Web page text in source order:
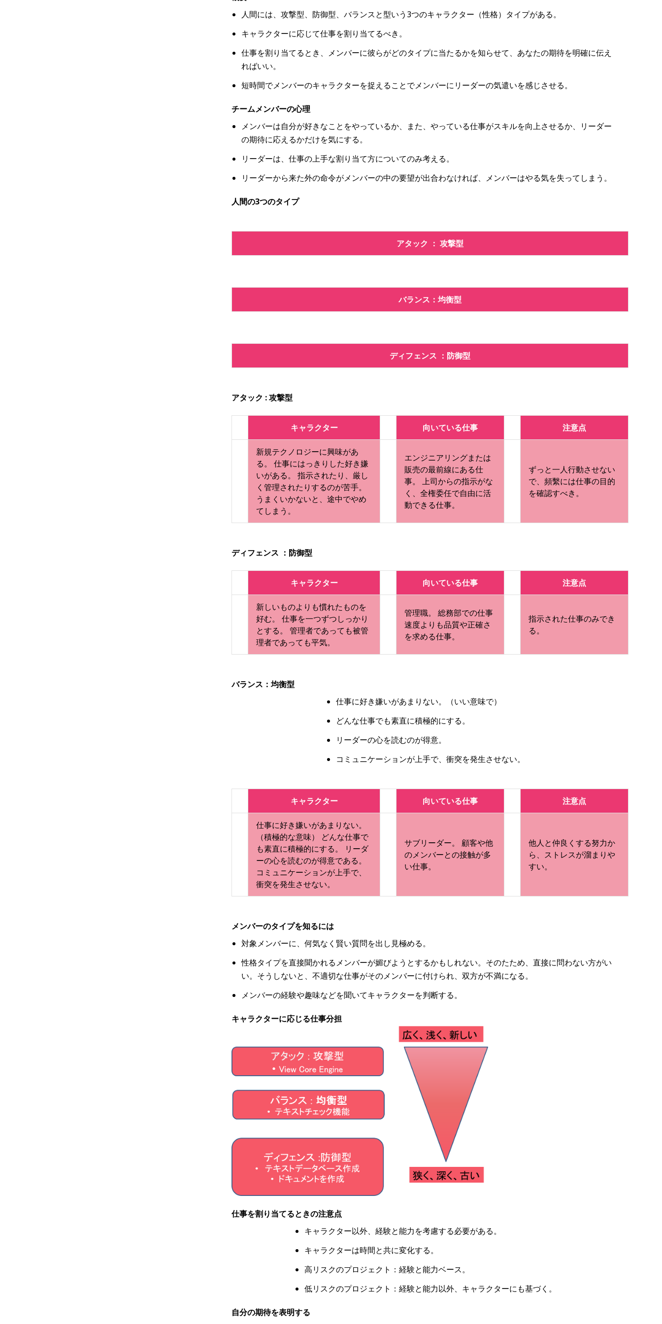
人間には、攻撃型、防御型、バランスと型いう3つのキャラクター（性格）タイプがある。
キャラクターに応じて仕事を割り当てるべき。
仕事を割り当てるとき、メンバーに彼らがどのタイプに当たるかを知らせて、あなたの期待を明確に伝え
ればいい。
短時間でメンバーのキャラクターを捉えることでメンバーにリーダーの気遣いを感じさせる。
チームメンバーの心理
メンバーは自分が好きなことをやっているか、また、やっている仕事がスキルを向上させるか、リーダー
の期待に応えるかだけを気にする。
リーダーは、仕事の上手な割り当て方についてのみ考える。
リーダーから来た外の命令がメンバーの中の要望が出合わなければ、メンバーはやる気を失ってしまう。
人間の3つのタイプ
アタック ： 攻撃型
バランス：均衡型
ディフェンス ：防御型
アタック : 攻撃型
キャラクター 向いている仕事 注意点
新規テクノロジーに興味があ
る。 仕事にはっきりした好き嫌
いがある。 指示されたり、厳し
く管理されたりするのが苦手。
うまくいかないと、途中でやめ
てしまう。
エンジニアリングまたは
販売の最前線にある仕
事。 上司からの指示がな
く、全権委任で自由に活
動できる仕事。
ずっと一人行動させない
で、頻繫には仕事の目的
を確認すべき。
ディフェンス ：防御型
キャラクター 向いている仕事 注意点
新しいものよりも慣れたものを
好む。 仕事を一つずつしっかり
とする。 管理者であっても被管
理者であっても平気。
管理職。 総務部での仕事
速度よりも品質や正確さ
を求める仕事。
指示された仕事のみでき
る。
バランス：均衡型
仕事に好き嫌いがあまりない。（いい意味で）
どんな仕事でも素直に積極的にする。
リーダーの心を読むのが得意。
コミュニケーションが上手で、衝突を発生させない。
キャラクター 向いている仕事 注意点
仕事に好き嫌いがあまりない。
（積極的な意味） どんな仕事で
も素直に積極的にする。 リーダ
ーの心を読むのが得意である。
コミュニケーションが上手で、
衝突を発生させない。
サブリーダー。 顧客や他
のメンバーとの接触が多
い仕事。
他人と仲良くする努力か
ら、ストレスが溜まりや
すい。
メンバーのタイプを知るには
対象メンバーに、何気なく賢い質問を出し見極める。
性格タイプを直接聞かれるメンバーが媚びようとするかもしれない。そのたため、直接に問わない方がい
い。そうしないと、不適切な仕事がそのメンバーに付けられ、双方が不満になる。
メンバーの経験や趣味などを聞いてキャラクターを判断する。
キャラクターに応じる仕事分担
仕事を割り当てるときの注意点
キャラクター以外、経験と能力を考慮する必要がある。
キャラクターは時間と共に変化する。
高リスクのプロジェクト：経験と能力ベース。
低リスクのプロジェクト：経験と能力以外、キャラクターにも基づく。
自分の期待を表明する